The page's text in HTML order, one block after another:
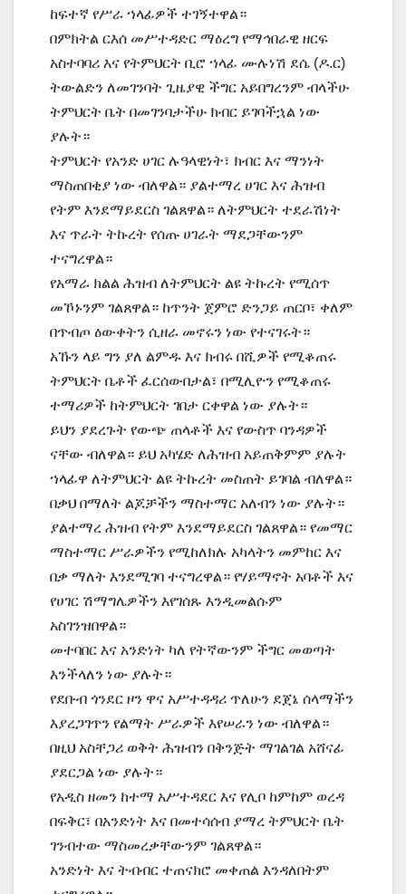
ከፍተኛ የሥራ ኀላፊዎች ተገኝተዋል።
በምክትል ርእሰ መሥተዳድር ማዕረግ የማኅበራዊ ዘርፍ
አስተባባሪ እና የትምህርት ቢሮ ኀላፊ ሙሉነሽ ደሴ (ዶ.ር)
ትውልድን ለመገንባት ጊዜያዊ ችግር አይበግረንም ብላችሁ
ትምህርት ቤት በመገንባታችሁ ክብር ይገባችኋል ነው
ያሉት።
ትምህርት የአንድ ሀገር ሉዓላዊነት፣ ክብር እና ማንነት
ማስጠበቂያ ነው ብለዋል። ያልተማረ ሀገር እና ሕዝብ
የትም እንደማይደርስ ገልጸዋል። ለትምህርት ተደራሽነት
እና ጥራት ትኩረት የሰጡ ሀገራት ማደጋቸውንም
ተናግረዋል።
የአማራ ክልል ሕዝብ ለትምህርት ልዩ ትኩረት የሚሰጥ
መኾኑንም ገልጸዋል። ከጥንት ጀምሮ ድንጋይ ጠርቦ፣ ቀለም
በጥብጦ ዕውቀትን ሲዘራ መኖሩን ነው የተናገሩት።
አኹን ላይ ግን ያለ ልምዱ እና ክብሩ በሺዎች የሚቆጠሩ
ትምህርት ቤቶች ፈርሰውበታል፣ በሚሊዮን የሚቆጠሩ
ተማሪዎች ከትምህርት ገበታ ርቀዋል ነው ያሉት።
ይህን ያደረጉት የውጭ ጠላቶች እና የውስጥ ባንዳዎች
ናቸው ብለዋል። ይህ አካሄድ ለሕዝብ አይጠቅምም ያሉት
ኀላፊዋ ለትምህርት ልዩ ትኩረት መስጠት ይገባል ብለዋል።
በቃህ በማለት ልጆቻችን ማስተማር አለብን ነው ያሉት።
ያልተማረ ሕዝብ የትም እንደማይደርስ ገልጸዋል። የመማር
ማስተማር ሥራዎችን የሚከለክሉ አካላትን መምከር እና
በቃ ማለት እንደሚገባ ተናግረዋል። የሃይማኖት አባቶች እና
የሀገር ሽማግሌዎችን እየገሰጹ እንዲመልሱም
አስገንዝበዋል።
መተባበር እና አንድነት ካለ የትኛውንም ችግር መወጣት
እንችላለን ነው ያሉት።
የደቡብ ጎንደር ዞን ዋና አሥተዳዳሪ ጥለሁን ደጀኔ ሰላማችን
እያረጋገጥን የልማት ሥራዎች እየሠራን ነው ብለዋል።
በዚህ አስቸጋሪ ወቅት ሕዝብን በቅንጅት ማገልገል አሸናፊ
ያደርጋል ነው ያሉት።
የአዲስ ዘመን ከተማ አሥተዳደር እና የሊቦ ከምከም ወረዳ
በፍቅር፣ በአንድነት እና በመተሳሰብ ያማረ ትምህርት ቤት
ገንብተው ማስመረቃቸውንም ገልጸዋል።
አንድነት እና ትብብር ተጠናክሮ መቀጠል እንዳለበትም